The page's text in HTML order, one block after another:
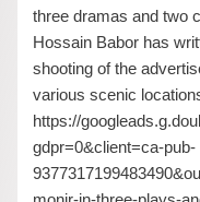
three dramas and two
Hossain Babor has
shooting of the
various scenic
https://
gdpr=0&client=ca-pub-